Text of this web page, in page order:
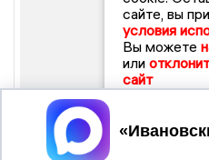
сайте, вы
условия
Вы можете
или
сайт